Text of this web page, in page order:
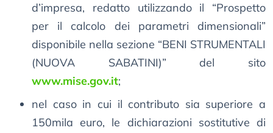
d’impresa, redatto utilizzando il “Prospetto
per il calcolo dei parametri dimensionali”
disponibile nella sezione “BENI STRUMENTALI
(NUOVA SABATINI)” del sito
www.mise.gov.it;
nel caso in cui il contributo sia superiore a
150mila euro, le dichiarazioni sostitutive di